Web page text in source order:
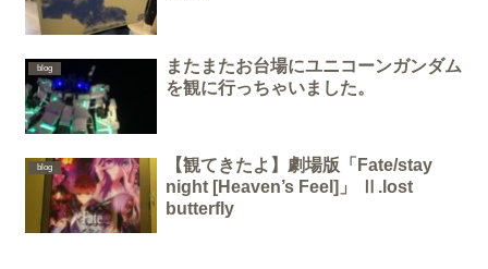
blog
またまたお台場にユニコーンガンダム
を観に行っちゃいました。
blog
【観てきたよ】劇場版「Fate/stay
night [Heaven’s Feel]」 Ⅱ.lost
butterfly